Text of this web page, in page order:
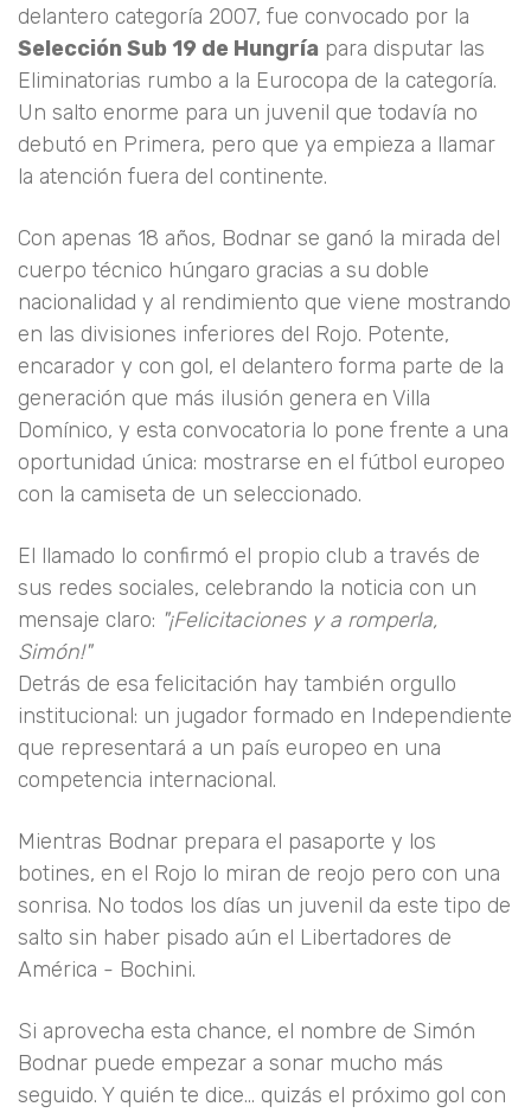
delantero categoría 2007, fue convocado por la
Selección Sub 19 de Hungría para disputar las
Eliminatorias rumbo a la Eurocopa de la categoría.
Un salto enorme para un juvenil que todavía no
debutó en Primera, pero que ya empieza a llamar
la atención fuera del continente.
Con apenas 18 años, Bodnar se ganó la mirada del
cuerpo técnico húngaro gracias a su doble
nacionalidad y al rendimiento que viene mostrando
en las divisiones inferiores del Rojo. Potente,
encarador y con gol, el delantero forma parte de la
generación que más ilusión genera en Villa
Domínico, y esta convocatoria lo pone frente a una
oportunidad única: mostrarse en el fútbol europeo
con la camiseta de un seleccionado.
El llamado lo confirmó el propio club a través de
sus redes sociales, celebrando la noticia con un
mensaje claro: "¡Felicitaciones y a romperla,
Simón!"
Detrás de esa felicitación hay también orgullo
institucional: un jugador formado en Independiente
que representará a un país europeo en una
competencia internacional.
Mientras Bodnar prepara el pasaporte y los
botines, en el Rojo lo miran de reojo pero con una
sonrisa. No todos los días un juvenil da este tipo de
salto sin haber pisado aún el Libertadores de
América - Bochini.
Si aprovecha esta chance, el nombre de Simón
Bodnar puede empezar a sonar mucho más
seguido. Y quién te dice... quizás el próximo gol con